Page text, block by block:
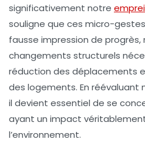
significativement notre
souligne que ces micro-gestes
fausse impression de
changements structurels
réduction des déplacements
des logements. En réévaluant
il devient essentiel de se
ayant un impact
l’environnement.